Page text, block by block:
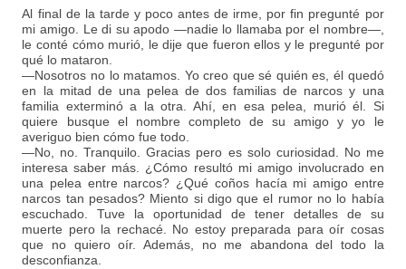
Al final de la tarde y poco antes de irme, por fin pregunté por
mi amigo. Le di su apodo —nadie lo llamaba por el nombre—,
le conté cómo murió, le dije que fueron ellos y le pregunté por
qué lo mataron.
—Nosotros no lo matamos. Yo creo que sé quién es, él quedó
en la mitad de una pelea de dos familias de narcos y una
familia exterminó a la otra. Ahí, en esa pelea, murió él. Si
quiere busque el nombre completo de su amigo y yo le
averiguo bien cómo fue todo.
—No, no. Tranquilo. Gracias pero es solo curiosidad. No me
interesa saber más. ¿Cómo resultó mi amigo involucrado en
una pelea entre narcos? ¿Qué coños hacía mi amigo entre
narcos tan pesados? Miento si digo que el rumor no lo había
escuchado. Tuve la oportunidad de tener detalles de su
muerte pero la rechacé. No estoy preparada para oír cosas
que no quiero oír. Además, no me abandona del todo la
desconfianza.